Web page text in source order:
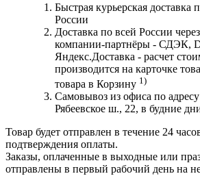
Быстрая курьерская доставка
России
Доставка по всей России
компании-партнёры - СДЭК,
Яндекс.Доставка - расчет
производится на карточке
товара в Корзину 1)
Самовывоз из офиса по
Рябеевское ш., 22, в будние
Товар будет отправлен в течение 24
подтверждения оплаты.
Заказы, оплаченные в выходные или
отправлены в первый рабочий день на